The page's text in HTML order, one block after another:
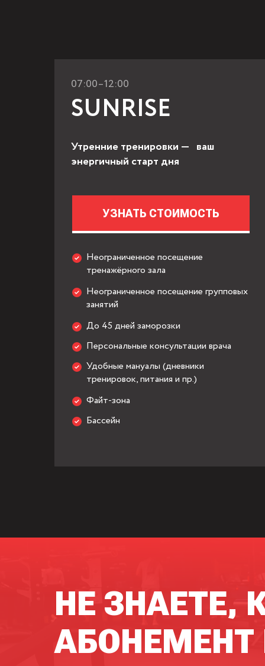
SUNRISE
07:00–12:00
Утренние тренировки — ваш
энергичный старт дня
УЗНАТЬ СТОИМОСТЬ
Неограниченное посещение
тренажёрного зала
Неограниченное посещение групповых
занятий
До 45 дней заморозки
Персональные консультации врача
Удобные мануалы (дневники
тренировок, питания и пр.)
Файт-зона
Бассейн
НЕ ЗНАЕТЕ,
АБОНЕМЕНТ